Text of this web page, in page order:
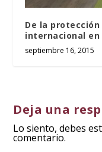
De la
internacional
septiembre 16, 2015
Deja una
Lo siento, debes
comentario.